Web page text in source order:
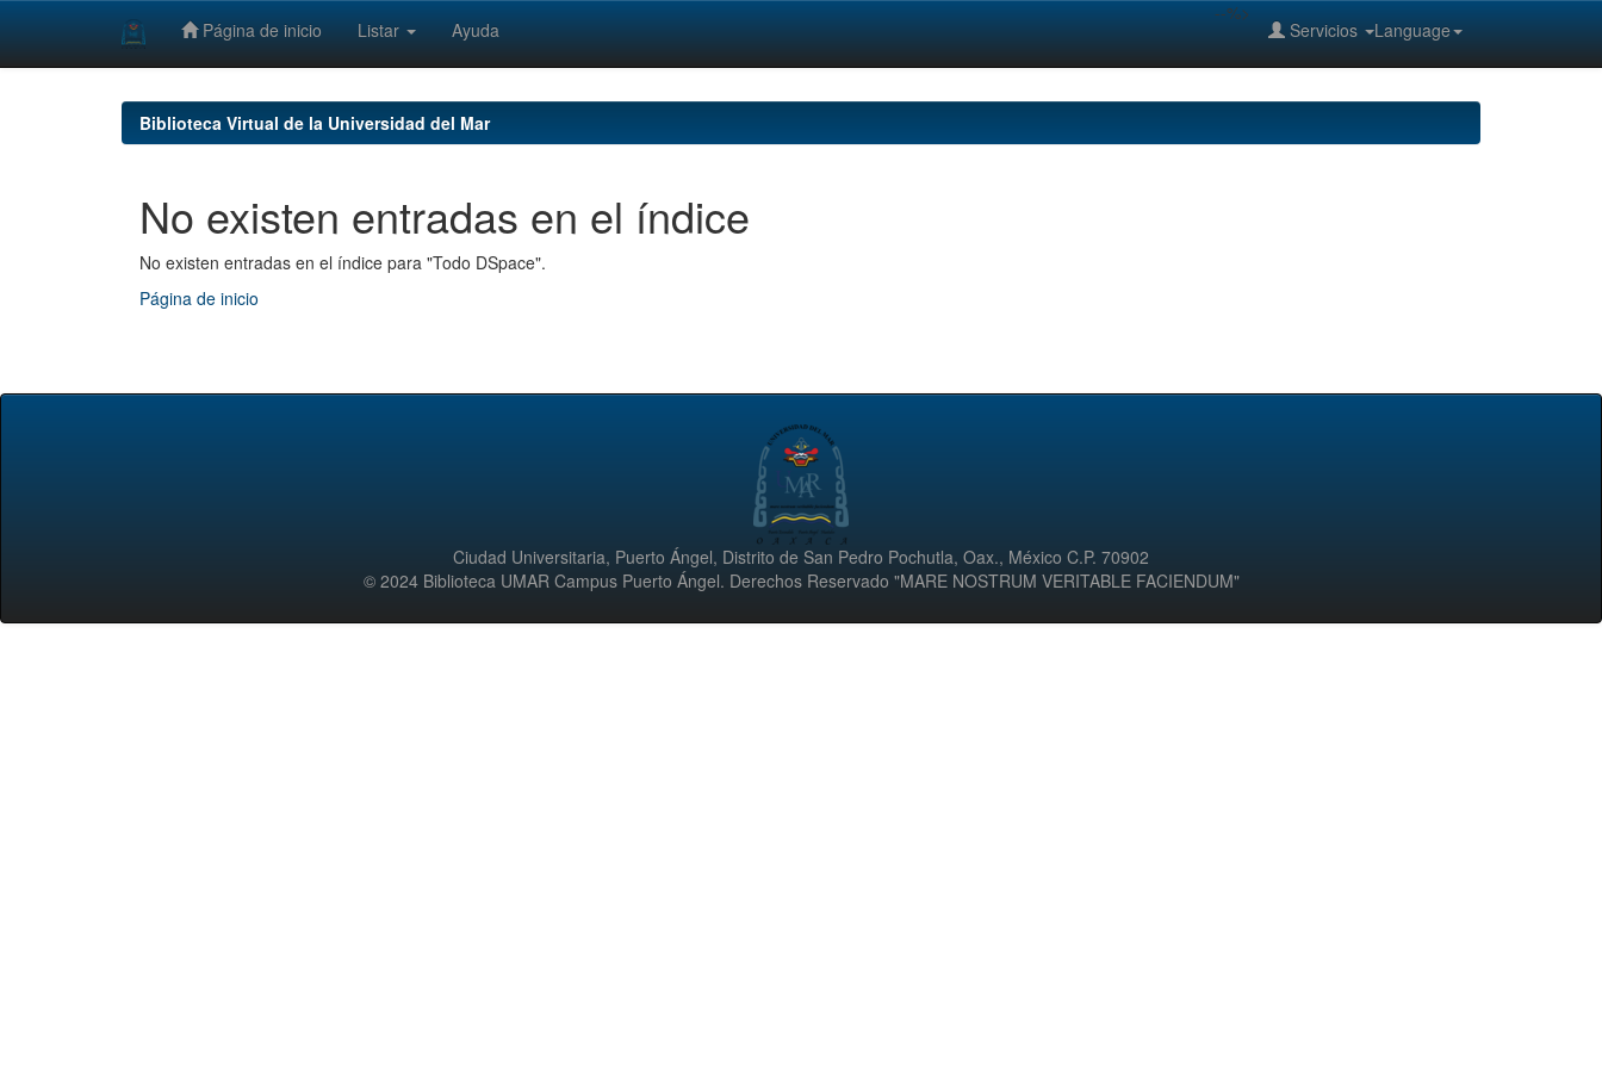
Página de inicio Listar Ayuda Language
Servicios
--%>
Biblioteca Virtual de la Universidad del Mar
No existen entradas en el índice
No existen entradas en el índice para "Todo DSpace".
Página de inicio
Ciudad Universitaria, Puerto Ángel, Distrito de San Pedro Pochutla, Oax., México C.P. 70902
© 2024 Biblioteca UMAR Campus Puerto Ángel. Derechos Reservado "MARE NOSTRUM VERITABLE FACIENDUM"